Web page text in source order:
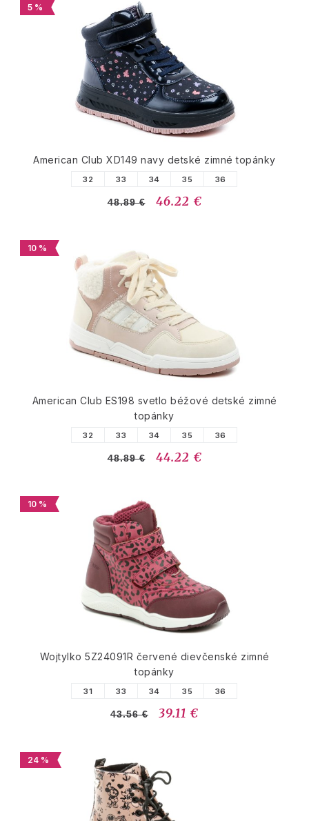
5 %
American Club XD149 navy detské zimné topánky
32 33 34 35 36
48.89 € 46.22 €
10 %
American Club ES198 svetlo béžové detské zimné
topánky
32 33 34 35 36
48.89 € 44.22 €
10 %
Wojtylko 5Z24091R červené dievčenské zimné
topánky
31 33 34 35 36
43.56 € 39.11 €
24 %